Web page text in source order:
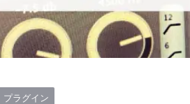
プラグイン